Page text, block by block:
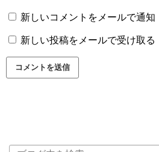
新しいコメントをメールで通知
新しい投稿をメールで受け取る